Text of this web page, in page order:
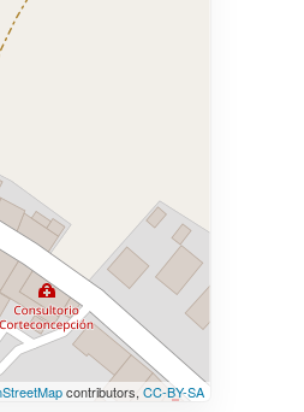
contributors, CC-BY-SA